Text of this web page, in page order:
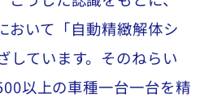
いて「自動精緻解体シ
しています。そのねらい
以上の車種一台一台を精